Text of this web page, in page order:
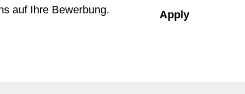
auf Ihre Bewerbung.